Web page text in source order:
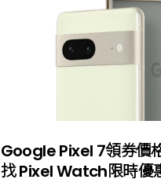
Google Pixel 7領券價
找 Pixel Watch限時優